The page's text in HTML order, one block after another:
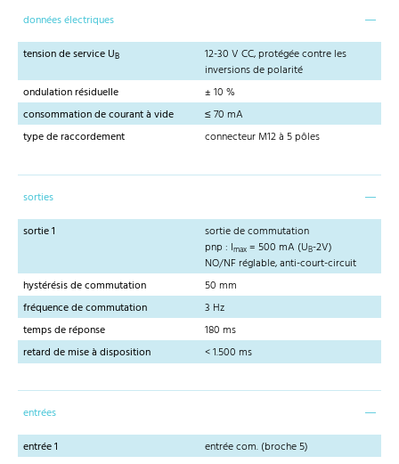
données électriques
tension de service UB
12-30 V CC, protégée contre les
inversions de polarité
ondulation résiduelle
± 10 %
consommation de courant à vide
≤ 70 mA
type de raccordement
connecteur M12 à 5 pôles
sorties
sortie 1
sortie de commutation
pnp : Imax = 500 mA (UB-2V)
NO/NF réglable, anti-court-circuit
hystérésis de commutation
50 mm
fréquence de commutation
3 Hz
temps de réponse
180 ms
retard de mise à disposition
< 1.500 ms
entrées
entrée 1
entrée com. (broche 5)